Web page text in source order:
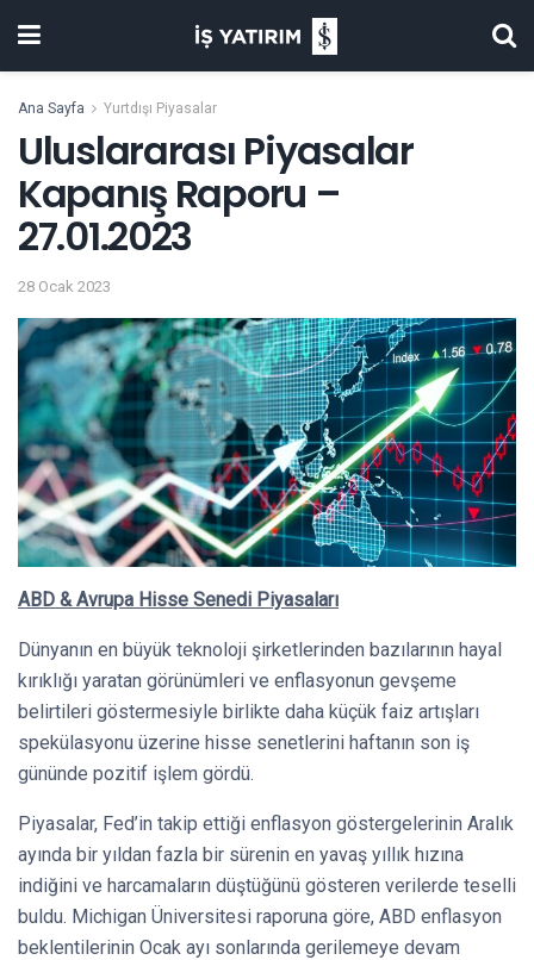
Ana Sayfa Yurtdışı Piyasalar
Uluslararası Piyasalar
Kapanış Raporu –
27.01.2023
28 Ocak 2023
ABD & Avrupa Hisse Senedi Piyasaları
Dünyanın en büyük teknoloji şirketlerinden bazılarının hayal
kırıklığı yaratan görünümleri ve enflasyonun gevşeme
belirtileri göstermesiyle birlikte daha küçük faiz artışları
spekülasyonu üzerine hisse senetlerini haftanın son iş
gününde pozitif işlem gördü.
Piyasalar, Fed’in takip ettiği enflasyon göstergelerinin Aralık
ayında bir yıldan fazla bir sürenin en yavaş yıllık hızına
indiğini ve harcamaların düştüğünü gösteren verilerde teselli
buldu. Michigan Üniversitesi raporuna göre, ABD enflasyon
beklentilerinin Ocak ayı sonlarında gerilemeye devam